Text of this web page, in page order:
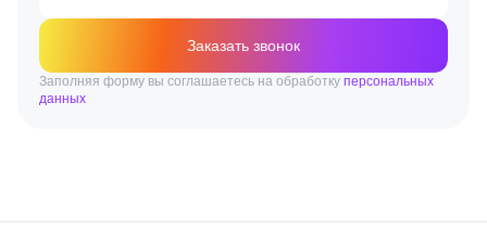
Заказать звонок
Заполняя форму вы соглашаетесь на обработку персональных
данных